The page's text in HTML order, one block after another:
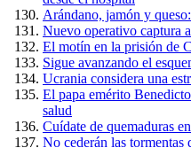
Arándano, jamón y
Nuevo operativo captura
El motín en la prisión de
Sigue avanzando el
Ucrania considera una
El papa emérito
salud
Cuídate de quemaduras
No cederán las